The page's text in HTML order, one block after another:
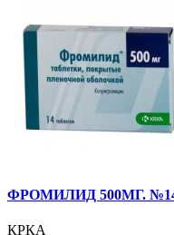
ФРОМИЛИД 500МГ.
КРКА